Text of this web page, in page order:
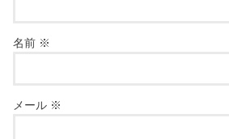
名前 ※
メール ※